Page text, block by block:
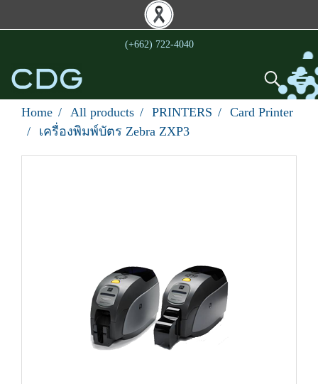
(+662) 722-4040
Home All products PRINTERS
Card Printer
เครื่องพิมพ์บัตร Zebra ZXP3